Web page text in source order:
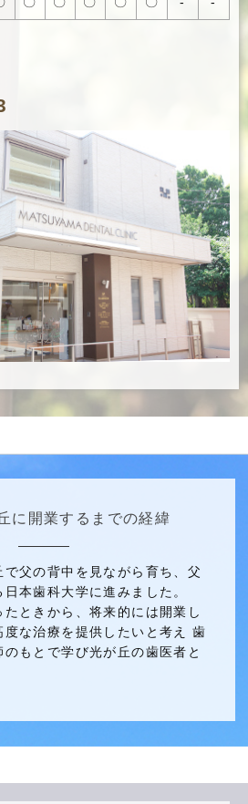
に開業するまでの経緯
父の背中を見ながら育ち、父
本歯科大学に進みました。
ときから、将来的には開業し
度な治療を提供したいと考え 歯
もとで学び光が丘の歯医者と